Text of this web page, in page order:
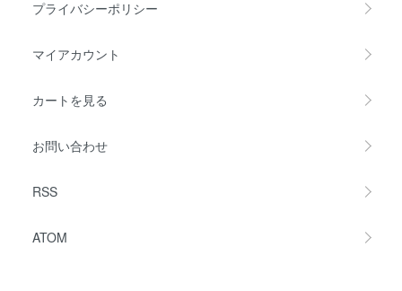
プライバシーポリシー
マイアカウント
カートを見る
お問い合わせ
RSS
ATOM